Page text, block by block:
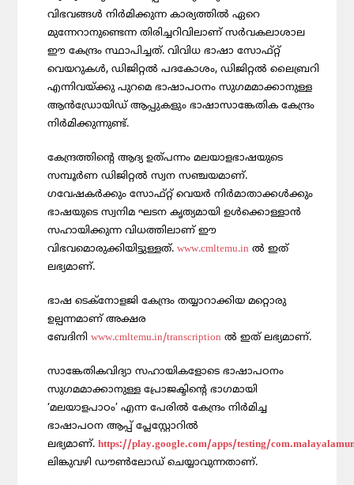
വിഭവങ്ങള്‍ നിര്‍മിക്കുന്ന കാര്യത്തില്‍ ഏറെ
മുന്നേറാനുണ്ടെന്ന തിരിച്ചറിവിലാണ് സര്‍വകലാശാല
ഈ കേന്ദ്രം സ്ഥാപിച്ചത്. വിവിധ ഭാഷാ സോഫ്റ്റ്‌
വെയറുകള്‍, ഡിജിറ്റല്‍ പദകോശം, ഡിജിറ്റല്‍ ലൈബ്രറി
എന്നിവയ്ക്കു പുറമെ ഭാഷാപഠനം സുഗമമാക്കാനുള്ള
ആന്‍ഡ്രോയിഡ് ആപ്പുകളും ഭാഷാസാങ്കേതിക കേന്ദ്രം
നിര്‍മിക്കുന്നുണ്ട്.
കേന്ദ്രത്തിന്റെ ആദ്യ ഉത്പന്നം മലയാളഭാഷയുടെ
സമ്പൂര്‍ണ ഡിജിറ്റല്‍ സ്വന സഞ്ചയമാണ്.
ഗവേഷകര്‍ക്കും സോഫ്റ്റ് വെയര്‍ നിര്‍മാതാക്കള്‍ക്കും
ഭാഷയുടെ സ്വനിമ ഘടന കൃത്യമായി ഉള്‍ക്കൊള്ളാന്‍
സഹായിക്കുന്ന വിധത്തിലാണ് ഈ
വിഭവമൊരുക്കിയിട്ടുള്ളത്.www.cmltemu.in ല്‍ ഇത്
ലഭ്യമാണ്.
ഭാഷ ടെക്നോളജി കേന്ദ്രം തയ്യാറാക്കിയ മറ്റൊരു
ഉല്പന്നമാണ് അക്ഷര
ബേദിനി www.cmltemu.in/transcription ല്‍ ഇത് ലഭ്യമാണ്.
സാങ്കേതികവിദ്യാ സഹായികളോടെ ഭാഷാപഠനം
സുഗമമാക്കാനുള്ള പ്രോജക്ടിന്റെ ഭാഗമായി
‘മലയാളപാഠം’ എന്ന പേരില്‍ കേന്ദ്രം നിര്‍മിച്ച
ഭാഷാപഠന ആപ്പ് പ്ലേസ്റ്റോറില്‍
ലഭ്യമാണ്.https://play.google.com/apps/testing/
ലിങ്കുവഴി ഡൗണ്‍ലോഡ് ചെയ്യാവുന്നതാണ്.